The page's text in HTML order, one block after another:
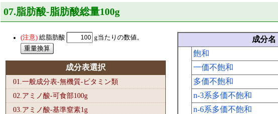
07.脂肪酸-脂肪酸総量100g
総脂肪酸 g当たりの数値。
成分表選択
01.一般成分表-無機質-ビタミン類
02.アミノ酸-可食部100g
03.アミノ酸-基準窒素1g
成分名
飽和
一価不飽和
多価不飽和
n-3系多価不飽和
n-6系多価不飽和